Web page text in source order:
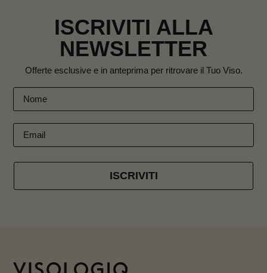
ISCRIVITI ALLA
NEWSLETTER
Offerte esclusive e in anteprima per ritrovare il Tuo Viso.
ISCRIVITI